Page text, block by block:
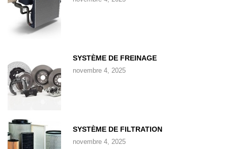
SYSTÈME DE FREINAGE
novembre 4, 2025
SYSTÈME DE FILTRATION
novembre 4, 2025